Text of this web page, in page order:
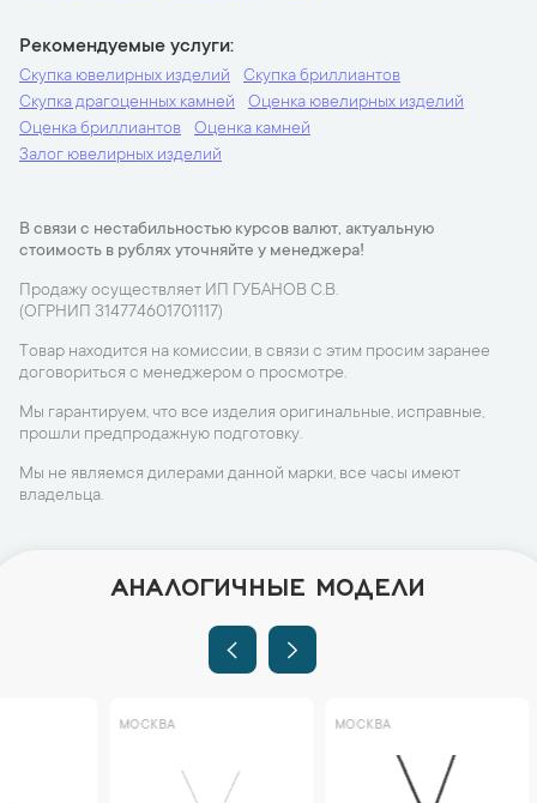
Рекомендуемые услуги
Скупка ювелирных изделий
Скупка бриллиантов
Скупка драгоценных камней
Оценка ювелирных изделий
Оценка бриллиантов
Оценка камней
Залог ювелирных изделий
В связи с нестабильностью курсов валют, актуальную
стоимость в рублях уточняйте у менеджера!
Продажу осуществляет ИП ГУБАНОВ С.В.
(ОГРНИП 314774601701117)
Товар находится на комиссии, в связи с этим просим заранее
договориться с менеджером о просмотре.
Мы гарантируем, что все изделия оригинальные, исправные,
прошли предпродажную подготовку.
Мы не являемся дилерами данной марки, все часы имеют
владельца.
АНАЛОГИЧНЫЕ МОДЕЛИ